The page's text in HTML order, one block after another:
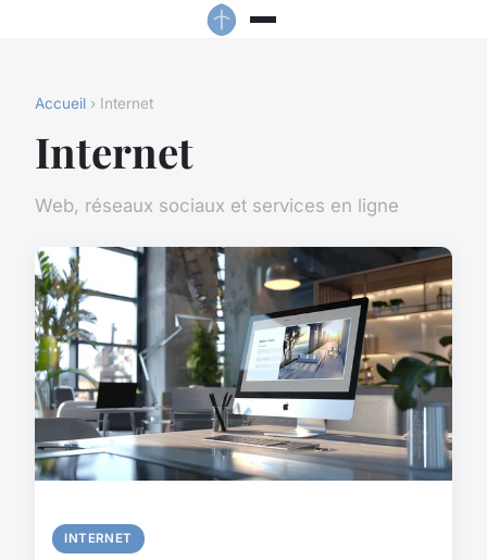
Accueil › Internet
Internet
Web, réseaux sociaux et services en ligne
INTERNET